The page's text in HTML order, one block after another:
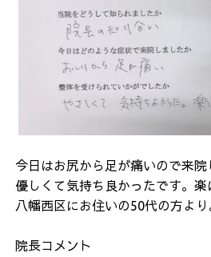
今日はお尻から足が痛いので来院
優しくて気持ち良かったです。楽
八幡西区にお住いの50代の方より
院長コメント